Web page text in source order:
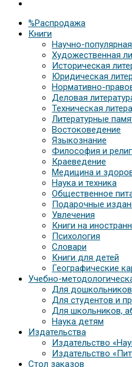
%Распродажа
Книги
Научно-
Художественная
Историческая
Юридическая
Нормативно-
Деловая
Техническая
Литературные
Востоковедение
Языкознание
Философия и
Краеведение
Медицина и
Наука и техника
Общественное
Подарочные
Увлечения
Книги на
Психология
Словари
Книги для детей
Географические
Учебно-
Для дошкольников
Для студентов и
Для школьников,
Наука детям
Издательства
Издательство
Издательство
Стол заказов